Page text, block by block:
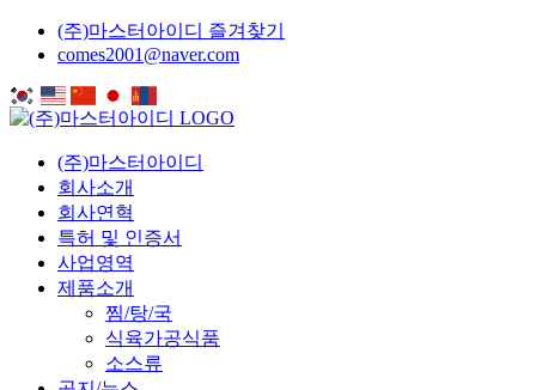
(주)마스터아이디 즐겨찾기
comes2001@naver.com
(주)마스터아이디
회사소개
회사연혁
특허 및 인증서
사업영역
제품소개
찜/탕/국
식육가공식품
소스류